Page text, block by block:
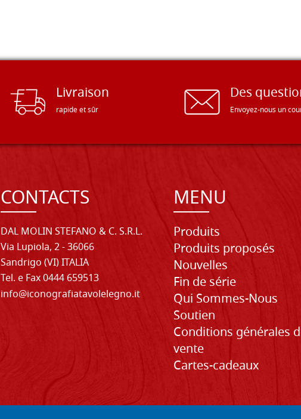
Livraison
rapide et sûr
Des
Envoyez-nous un
CONTACTS
DAL MOLIN STEFANO & C. S.R.L.
Via Lupiola, 2 - 36066
Sandrigo (VI) ITALIA
Tel. e Fax 0444 659513
info@iconografiatavolelegno.it
MENU
Produits
Produits proposés
Nouvelles
Fin de série
Qui Sommes-Nous
Soutien
Conditions générales
vente
Cartes-cadeaux